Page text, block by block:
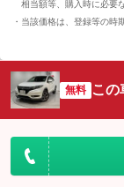
相当額等、購入時に必要
当該価格は、登録等の時
無料 この